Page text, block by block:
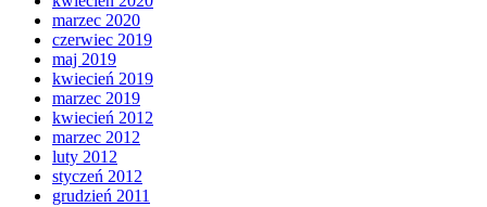
marzec 2020
czerwiec 2019
maj 2019
kwiecień 2019
marzec 2019
kwiecień 2012
marzec 2012
luty 2012
styczeń 2012
grudzień 2011